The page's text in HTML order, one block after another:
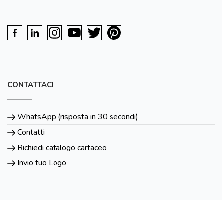
CONTATTACI
WhatsApp (risposta in 30 secondi)
Contatti
Richiedi catalogo cartaceo
Invio tuo Logo